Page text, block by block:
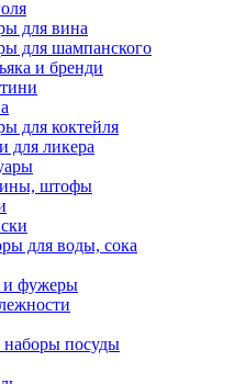
для вина
для шампанского
и бренди
для коктейля
для ликера
штофы
для воды, сока
и фужеры
наборы посуды